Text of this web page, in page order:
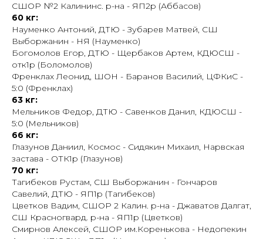
СШОР №2 Калининс. р-на - ЯП2р (Аббасов)
60 кг:
Науменко Антоний, ДТЮ - Зубарев Матвей, СШ
Выборжанин - НЯ (Науменко)
Богомолов Егор, ДТЮ - Щербаков Артем, КДЮСШ -
отк1р (Боломолов)
Френклах Леонид, ШОН - Баранов Василий, ЦФКиС -
5:0 (Френклах)
63 кг:
Мельников Федор, ДТЮ - Савенков Данил, КДЮСШ -
5:0 (Мельников)
66 кг:
Глазунов Даниил, Космос - Сидякин Михаил, Нарвская
застава - ОТК1р (Глазунов)
70 кг:
Тагибеков Рустам, СШ Выборжанин - Гончаров
Савелий, ДТЮ - ЯП1р (Тагибеков)
Цветков Вадим, СШОР 2 Калин. р-на - Джаватов Далгат,
СШ Красногвард. р-на - ЯП1р (Цветков)
Смирнов Алексей, СШОР им.Коренькова - Недопекин